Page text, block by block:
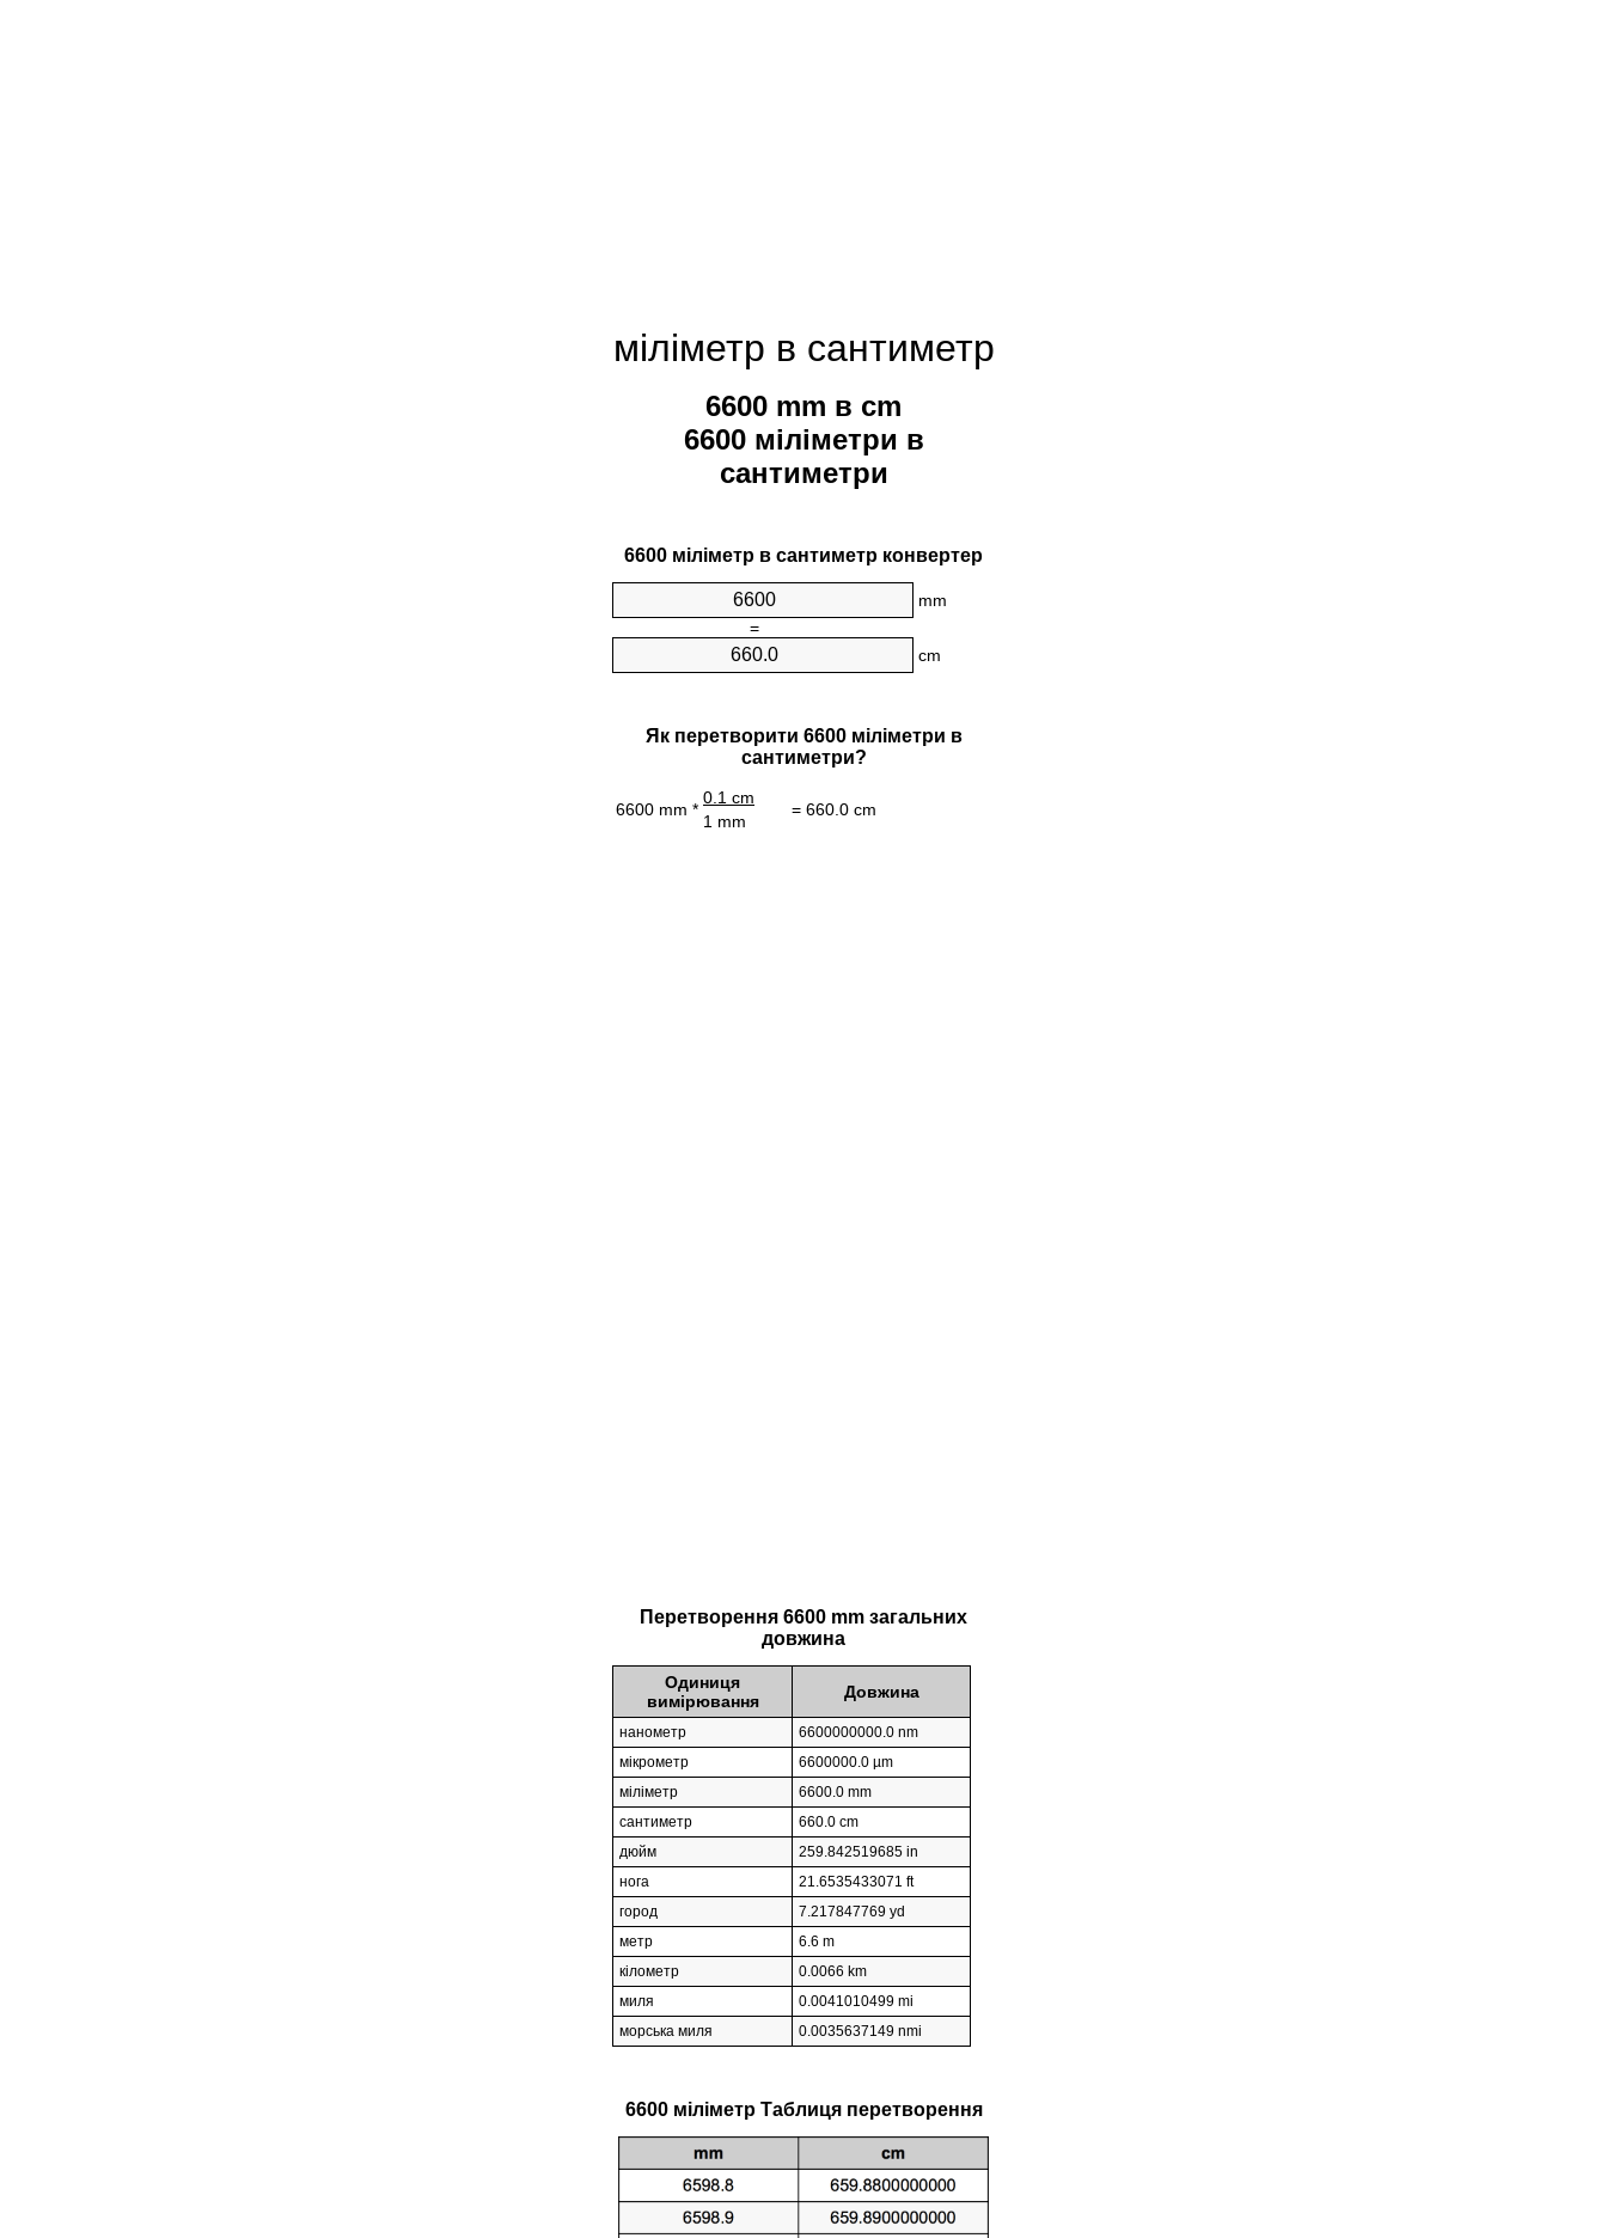
міліметр в сантиметр
6600 mm в cm
6600 міліметри в
сантиметри
6600 міліметр в сантиметр конвертер
mm
=
cm
Як перетворити 6600 міліметри в
сантиметри?
6600 mm *
0.1 cm
= 660.0 cm
1 mm
Перетворення 6600 mm загальних
довжина
Одиниця
вимірювання
Довжина
нанометр
6600000000.0 nm
мікрометр
6600000.0 µm
міліметр
6600.0 mm
сантиметр
660.0 cm
дюйм
259.842519685 in
нога
21.6535433071 ft
город
7.217847769 yd
метр
6.6 m
кілометр
0.0066 km
миля
0.0041010499 mi
морська миля
0.0035637149 nmi
6600 міліметр Таблиця перетворення